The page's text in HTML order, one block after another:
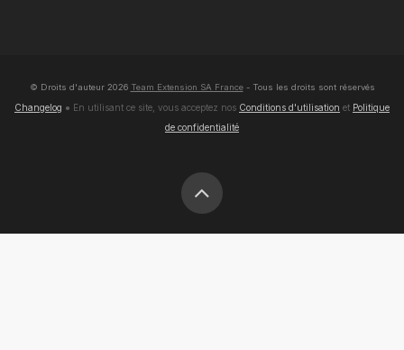
© Droits d'auteur 2026 Team Extension SA France- Tous les droits sont réservés
Changelog ● En utilisant ce site, vous acceptez nos Conditions d'utilisation et Politique
de confidentialité